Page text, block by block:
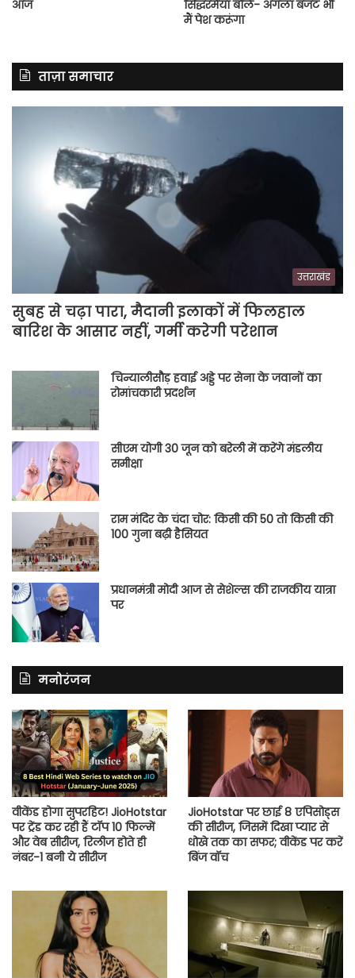
आज
सिद्धरमैया बोले- अगला बजट भी
मैं पेश करूंगा
ताज़ा समाचार
उत्तराखंड
सुबह से चढ़ा पारा, मैदानी इलाकों में फिलहाल
बारिश के आसार नहीं, गर्मी करेगी परेशान
चिन्यालीसौड़ हवाई अड्डे पर सेना के जवानों का
रोमांचकारी प्रदर्शन
सीएम योगी 30 जून को बरेली में करेंगे मंडलीय
समीक्षा
राम मंदिर के चंदा चोर: किसी की 50 तो किसी की
100 गुना बढ़ी हैसियत
प्रधानमंत्री मोदी आज से सेशेल्स की राजकीय यात्रा
पर
मनोरंजन
वीकेंड होगा सुपरहिट! JioHotstar
पर ट्रेंड कर रही हैं टॉप 10 फिल्में
और वेब सीरीज, रिलीज होते ही
नंबर-1 बनी ये सीरीज
JioHotstar पर छाई 8 एपिसोड्स
की सीरीज, जिसमें दिखा प्यार से
धोखे तक का सफर; वीकेंड पर करें
बिंज वॉच